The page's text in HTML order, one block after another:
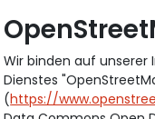
Wir binden auf unserer
Dienstes
(https://